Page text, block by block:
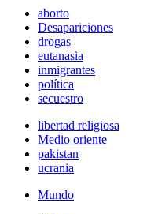
aborto
Desapariciones
drogas
eutanasia
inmigrantes
política
secuestro
libertad religiosa
Medio oriente
pakistan
ucrania
Mundo